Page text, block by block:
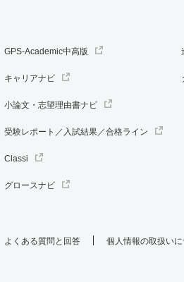
GPS-Academic中高版
キャリアナビ
小論文・志望理由書ナビ
受験レポート／入試結果／合格ライン
Classi
グロースナビ
よくある質問と回答 個人情報の取扱いに